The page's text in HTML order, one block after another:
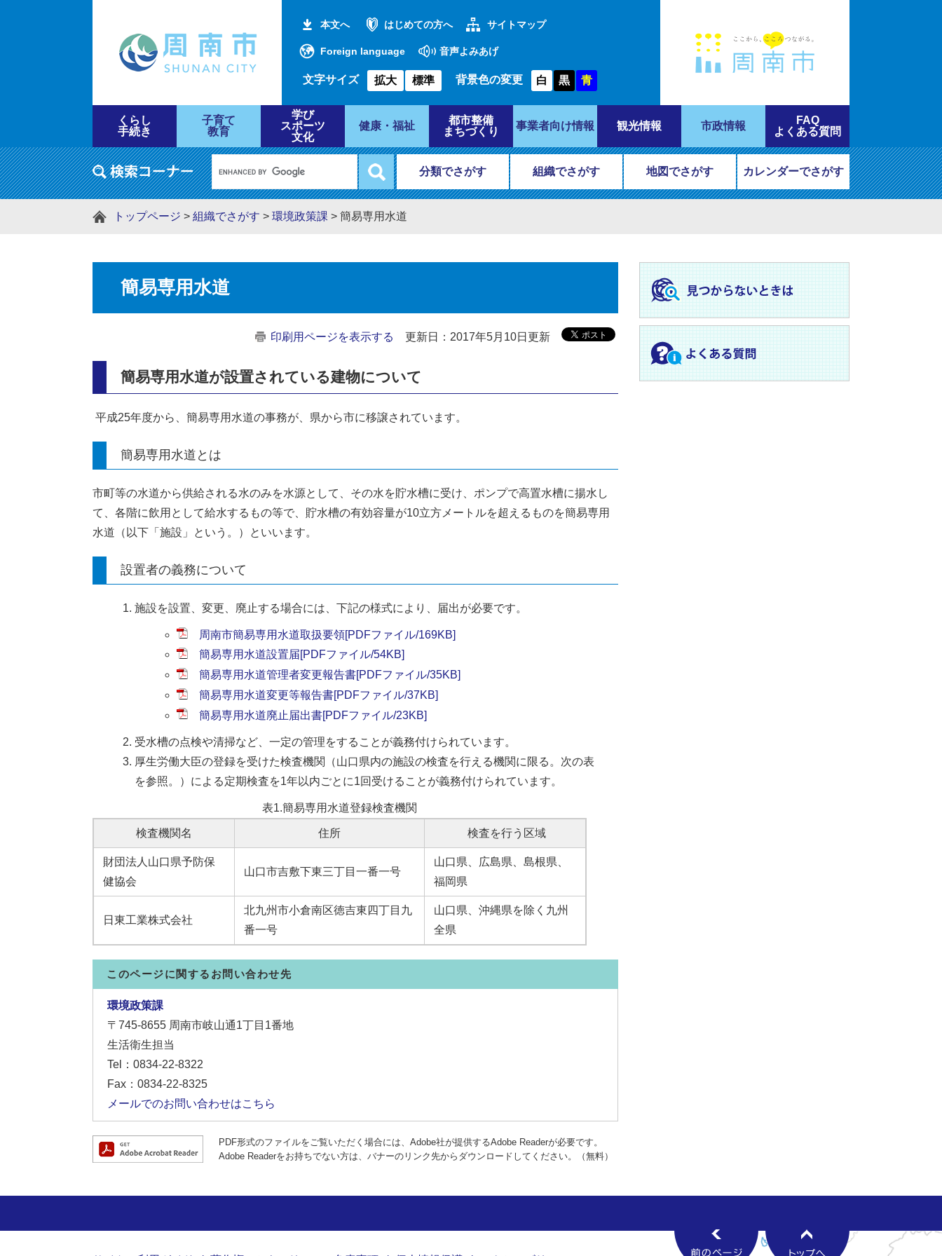
本文へ はじめての方へ サイトマップ
Foreign language 音声よみあげ
文字サイズ 拡大 標準 背景色の変更 白 黒 青
くらし
手続き
子育て
教育
学び
スポーツ
文化
健康・福祉
都市整備
まちづくり
事業者向け情報 観光情報 市政情報
FAQ
よくある質問
分類でさがす 組織でさがす 地図でさがす カレンダーでさがす
トップページ > 組織でさがす > 環境政策課 > 簡易専用水道
簡易専用水道
印刷用ページを表示する 更新日：2017年5月10日更新
簡易専用水道が設置されている建物について
平成25年度から、簡易専用水道の事務が、県から市に移譲されています。
簡易専用水道とは
市町等の水道から供給される水のみを水源として、その水を貯水槽に受け、ポンプで高置水槽に揚水し
て、各階に飲用として給水するもの等で、貯水槽の有効容量が10立方メートルを超えるものを簡易専用
水道（以下「施設」という。）といいます。
設置者の義務について
施設を設置、変更、廃止する場合には、下記の様式により、届出が必要です。
周南市簡易専用水道取扱要領[PDFファイル/169KB]
簡易専用水道設置届[PDFファイル/54KB]
簡易専用水道管理者変更報告書[PDFファイル/35KB]
簡易専用水道変更等報告書[PDFファイル/37KB]
簡易専用水道廃止届出書[PDFファイル/23KB]
受水槽の点検や清掃など、一定の管理をすることが義務付けられています。
厚生労働大臣の登録を受けた検査機関（山口県内の施設の検査を行える機関に限る。次の表
を参照。）による定期検査を1年以内ごとに1回受けることが義務付けられています。
表1.簡易専用水道登録検査機関
検査機関名 住所 検査を行う区域
財団法人山口県予防保
健協会
山口市吉敷下東三丁目一番一号
山口県、広島県、島根県、
福岡県
日東工業株式会社
北九州市小倉南区徳吉東四丁目九
番一号
山口県、沖縄県を除く九州
全県
このページに関するお問い合わせ先
環境政策課
〒745-8655 周南市岐山通1丁目1番地
生活衛生担当
Tel：0834-22-8322
Fax：0834-22-8325
メールでのお問い合わせはこちら
PDF形式のファイルをご覧いただく場合には、Adobe社が提供するAdobe Readerが必要です。
Adobe Readerをお持ちでない方は、バナーのリンク先からダウンロードしてください。（無料）